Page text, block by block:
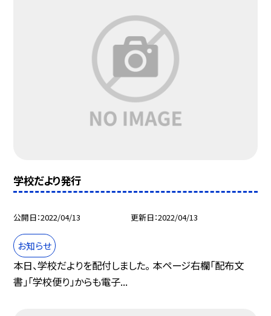
学校だより発行
公開日 2022/04/13 更新日 2022/04/13
お知らせ
本日、学校だよりを配付しました。 本ページ右欄「配布文
書」「学校便り」からも電子...